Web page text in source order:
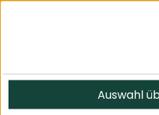
Auswahl